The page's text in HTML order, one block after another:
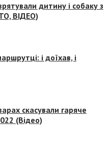
дитину і собаку з
ВІДЕО)
і доїхав, і
скасували гаряче
(Відео)